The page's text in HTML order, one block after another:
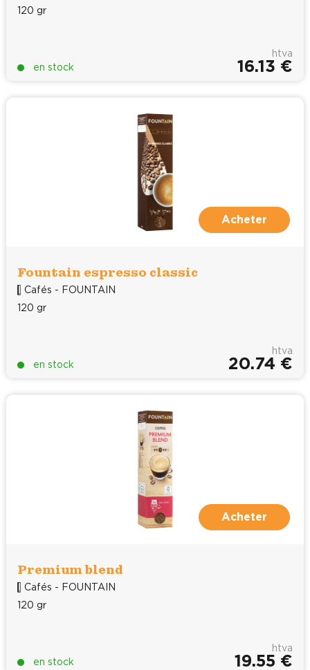
120 gr
en stock
htva
16.13 €
Acheter
Fountain espresso classic
Cafés - FOUNTAIN
120 gr
en stock
htva
20.74 €
Acheter
Premium blend
Cafés - FOUNTAIN
120 gr
en stock
htva
19.55 €